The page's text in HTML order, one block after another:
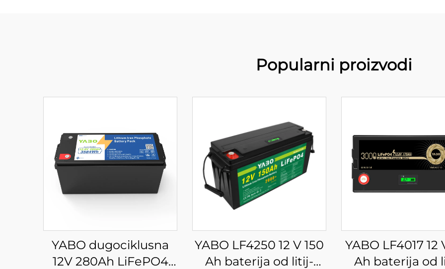
Popularni proizvodi
YABO dugociklusna
12V 280Ah LiFePO4
YABO LF4250 12 V 150
Ah baterija od litij-
YABO LF4017 12
Ah baterija od